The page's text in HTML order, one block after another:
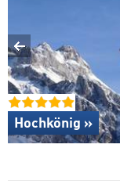
Hochkönig »